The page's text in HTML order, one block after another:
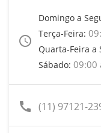
access_time
Domingo a
Terça-Feira:
Quarta-Feira a
Sábado: 09:00
call (11) 97121-